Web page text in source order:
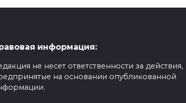
информация:
не несет ответственности за действия,
на основании опубликованной